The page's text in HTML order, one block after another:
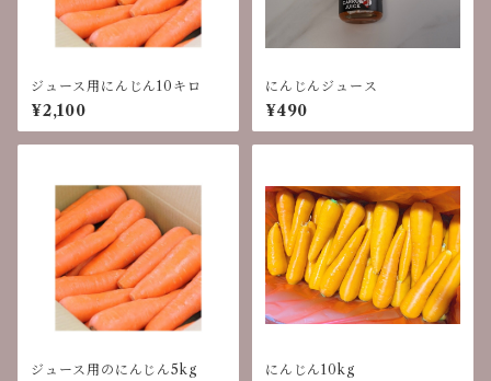
ジュース用にんじん10キロ
¥2,100
にんじんジュース
¥490
ジュース用のにんじん5kg にんじん10kg